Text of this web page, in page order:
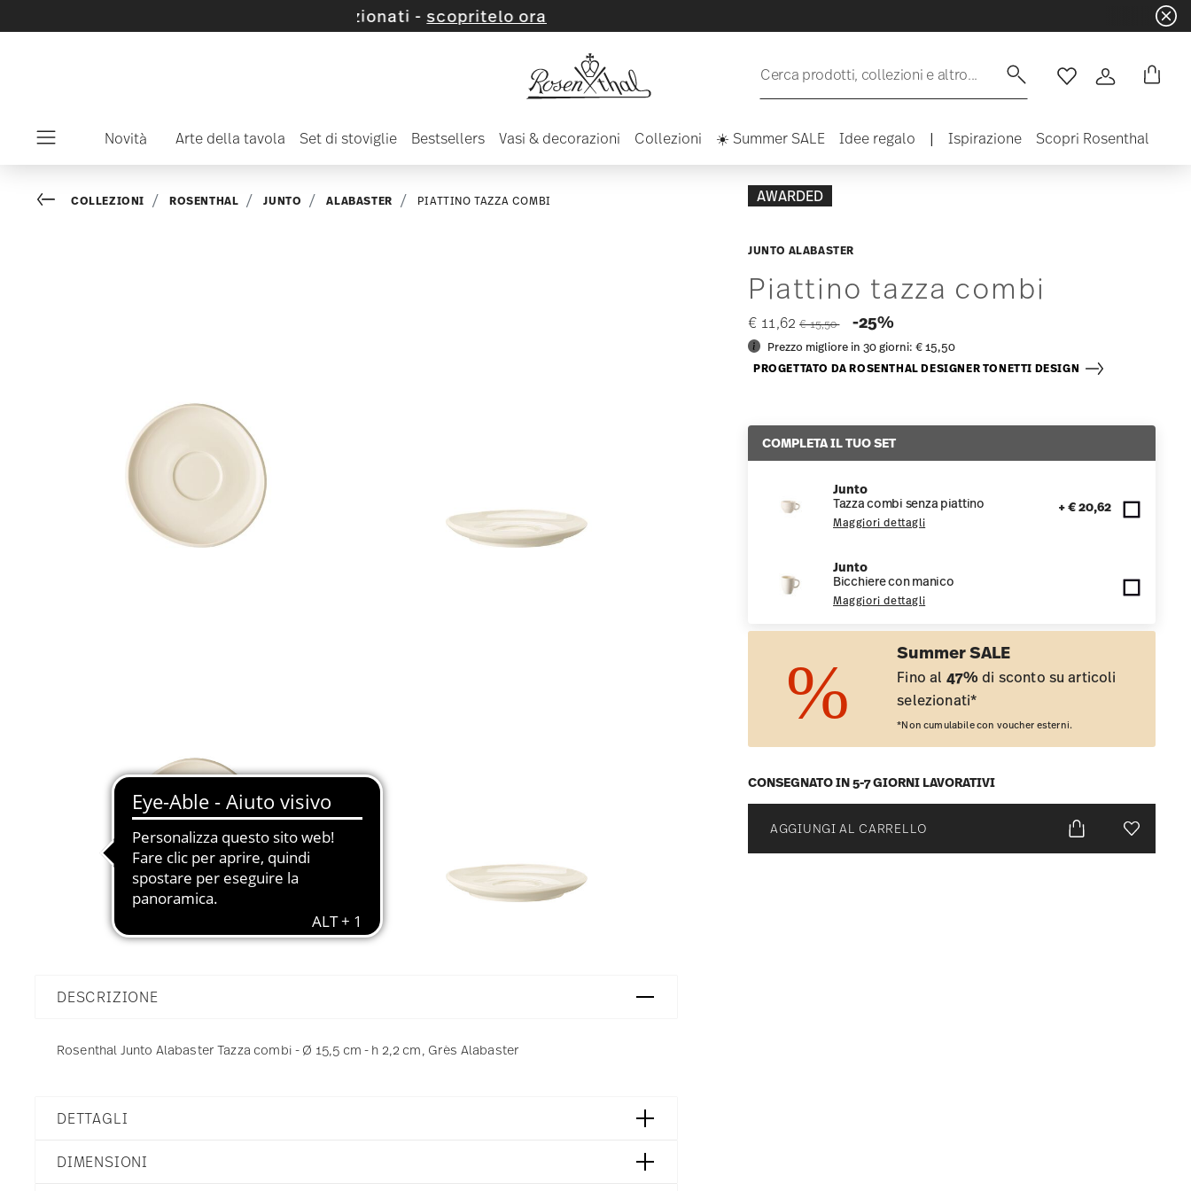
scopritelo ora
Cerca prodotti, collezioni e altro... Lista desideri
Accedi
Novità Arte della tavola Set di stoviglie Bestsellers Vasi & decorazioni Collezioni ☀️ Summer SALE Idee regalo | Ispirazione Scopri Rosenthal
AWARDED
JUNTO ALABASTER
Piattino tazza combi
€ 11,62Price reduced from
€ 15,50 -25%
Prezzo migliore in 30 giorni:€ 15,50
PROGETTATO DA ROSENTHAL DESIGNER TONETTI DESIGN
COMPLETA IL TUO SET
Junto
Tazza combi senza piattino
Maggiori dettagli
+ € 20,62
Junto
Bicchiere con manico
Maggiori dettagli
Summer SALE
Fino al 47%di sconto su articoli
selezionati*
*Non cumulabile con voucher esterni.
CONSEGNATO IN 5-7 GIORNI LAVORATIVI
AGGIUNGI AL CARRELLO Lista
Go backCOLLEZIONI ROSENTHAL JUNTO ALABASTER PIATTINO TAZZA COMBI
DESCRIZIONE
Rosenthal Junto Alabaster Tazza combi - Ø 15,5 cm - h 2,2 cm, Grès Alabaster
DETTAGLI
Junto
DIMENSIONI